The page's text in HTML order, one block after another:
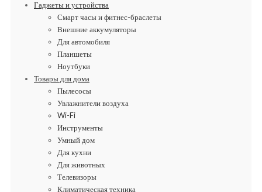
Смарт часы и фитнес-браслеты
Внешние аккумуляторы
Для автомобиля
Планшеты
Ноутбуки
Товары для дома
Пылесосы
Увлажнители воздуха
Wi-Fi
Инструменты
Умный дом
Для кухни
Для животных
Телевизоры
Климатическая техника